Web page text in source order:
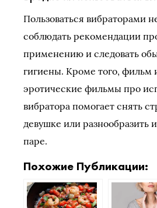
Пользоваться вибраторами
соблюдать рекомендации
применению и следовать
гигиены. Кроме того, фильм
эротические фильмы про
вибратора помогает снять
девушке или разнообразить
паре.
Похожие Публикации: